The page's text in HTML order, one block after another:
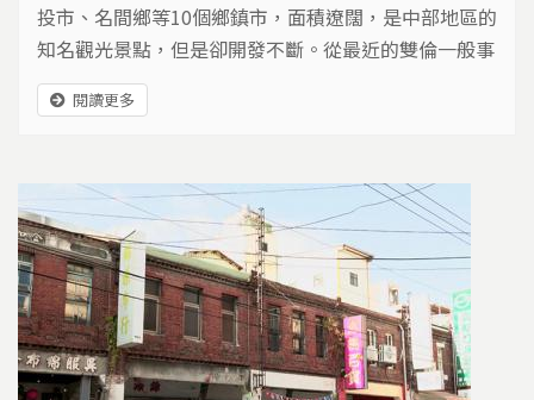
投市、名間鄉等10個鄉鎮市，面積遼闊，是中部地區的
知名觀光景點，但是卻開發不斷。從最近的雙倫一般事
業廢棄物處理場與土石方資源堆置場開發案，引發居民
抗爭，要求保護八卦山的生態環境。
閱讀更多